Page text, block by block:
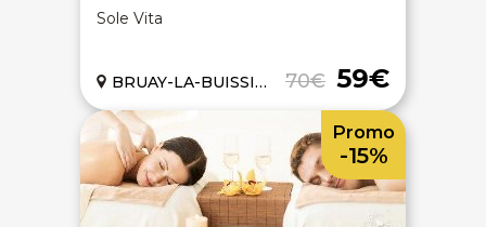
Sole Vita
70€ 59€
BRUAY-LA-BUISSIERE (62)
Promo
-15%